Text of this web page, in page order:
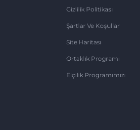
Gizlilik Politikası
Şartlar Ve Koşullar
Site Haritası
Ortaklık Programı
Elçilik Programımızı